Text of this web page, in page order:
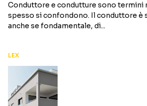
Conduttore e condutture sono termini
spesso si confondono. Il conduttore è
anche se fondamentale, di...
LEX